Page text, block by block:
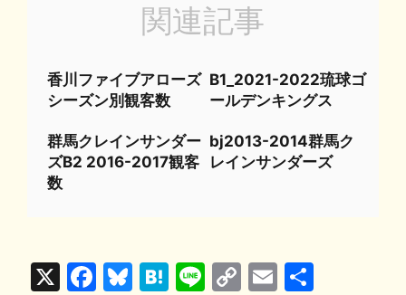
関連記事
香川ファイブアローズ
シーズン別観客数
B1_2021-2022琉球ゴ
ールデンキングス
群馬クレインサンダー
ズB2 2016-2017観客
数
bj2013-2014群馬ク
レインサンダーズ
X
F
Bl H
Li C
E